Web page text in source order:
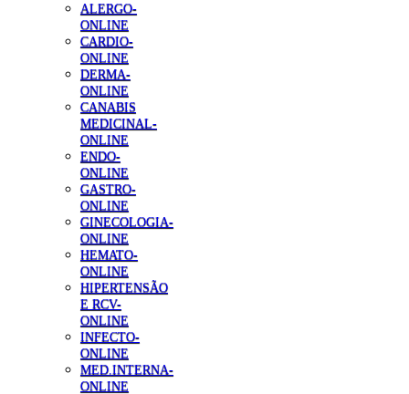
ALERGO-
ONLINE
CARDIO-
ONLINE
DERMA-
ONLINE
CANABIS
MEDICINAL-
ONLINE
ENDO-
ONLINE
GASTRO-
ONLINE
GINECOLOGIA-
ONLINE
HEMATO-
ONLINE
HIPERTENSÃO
E RCV-
ONLINE
INFECTO-
ONLINE
MED.INTERNA-
ONLINE